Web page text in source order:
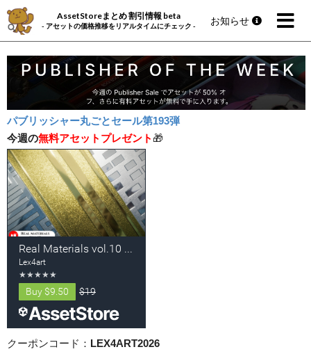
AssetStoreまとめ 割引情報 beta
- アセットの価格推移をリアルタイムにチェック - お知らせ
パブリッシャー丸ごとセール第193弾
今週の無料アセットプレゼント 🎁
クーポンコード： LEX4ART2026